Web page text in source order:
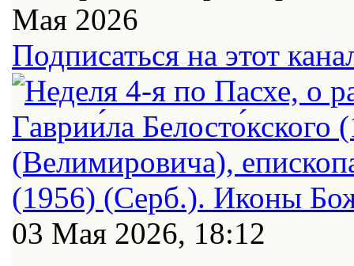
Мая 2026
Подписаться на этот
03 Мая 2026, 18:12